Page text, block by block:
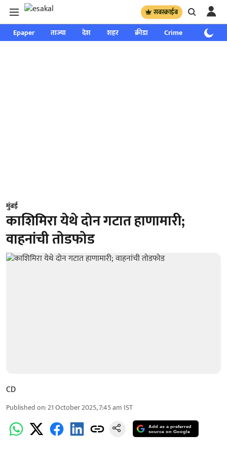
सबस्क्राईब
Epaper ताज्या देश शहर क्रीडा Crime साप्ताहिक
मुंबई
काशिमिरा येथे दोन गटात हाणामारी;
वाहनांची तोडफोड
CD
Published on:21 October 2025, 7:45 am IST
Add as a preferred
source on Google